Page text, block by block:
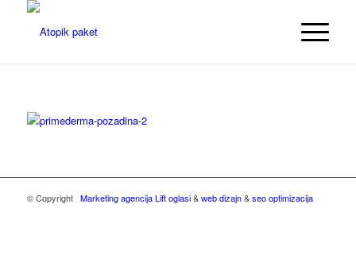
© Copyright Marketing agencija Lift oglasi&web dizajn&seo optimizacija